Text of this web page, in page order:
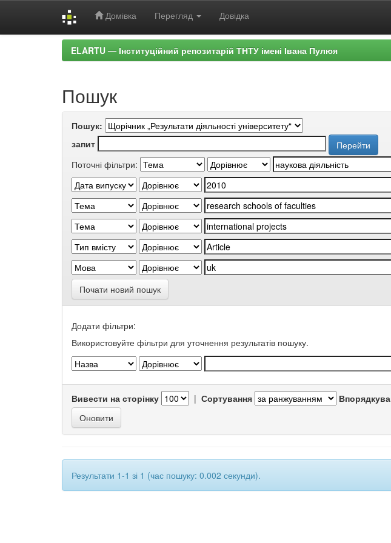
Домівка Перегляд Довідка
ELARTU — Інституційний репозитарій ТНТУ імені Івана Пулюя
Пошук
Пошук:
запит
Поточні фільтри:
Почати новий пошук
Додати фільтри:
Використовуйте фільтри для уточнення результатів пошуку.
Вивести на сторінку | Сортування
Результати 1-1 зі 1 (час пошуку: 0.002 секунди).